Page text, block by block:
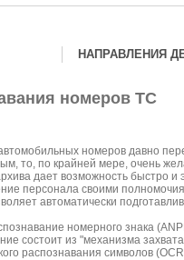
НАПРАВЛЕНИЯ
номеров ТС
номеров давно
то, по крайней мере, очень
дает возможность быстро
персонала своими
автоматически
номерного знака
состоит из "механизма
распознавания символов